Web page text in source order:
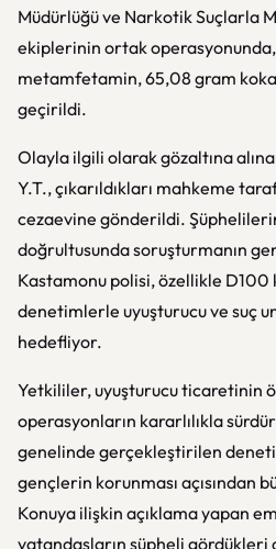
Müdürlüğü ve Narkotik Suçlarla
ekiplerinin ortak
metamfetamin, 65,08 gram
geçirildi.
Olayla ilgili olarak gözaltına
Y.T., çıkarıldıkları mahkeme
cezaevine gönderildi.
doğrultusunda soruşturmanın
Kastamonu polisi, özellikle D100
denetimlerle uyuşturucu ve suç
hedefliyor.
Yetkililer, uyuşturucu ticaretinin
operasyonların kararlılıkla
genelinde gerçekleştirilen
gençlerin korunması açısından
Konuya ilişkin açıklama yapan
vatandaşların şüpheli gördükleri